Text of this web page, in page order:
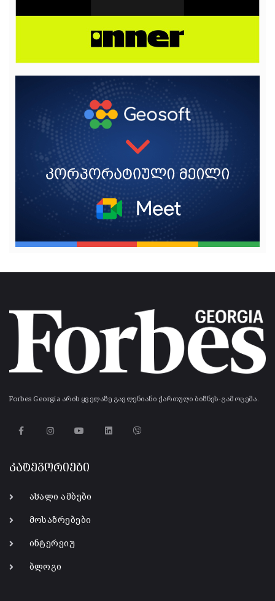
Forbes Georgia არის ყველაზე გავლენიანი ქართული ბიზნეს-გამოცემა.
კატეგორიები
ახალი ამბები
მოსაზრებები
ინტერვიუ
ბლოგი